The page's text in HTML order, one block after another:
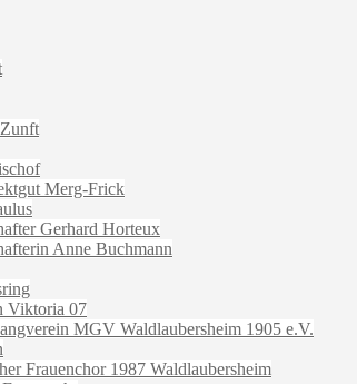
Merg-Frick
Gerhard Horteux
Anne Buchmann
Viktoria 07
MGV Waldlaubersheim 1905 e.V.
Frauenchor 1987 Waldlaubersheim